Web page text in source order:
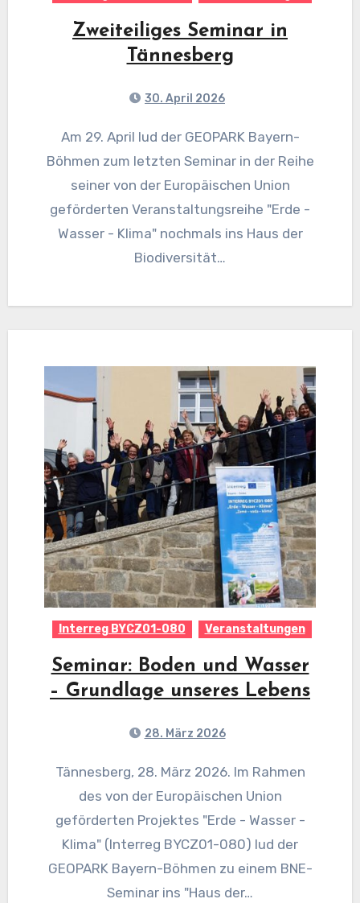
Zweiteiliges Seminar in
Tännesberg
30. April 2026
Am 29. April lud der GEOPARK Bayern-
Böhmen zum letzten Seminar in der Reihe
seiner von der Europäischen Union
geförderten Veranstaltungsreihe "Erde -
Wasser - Klima" nochmals ins Haus der
Biodiversität…
Interreg BYCZ01-080 Veranstaltungen
Seminar: Boden und Wasser
– Grundlage unseres Lebens
28. März 2026
Tännesberg, 28. März 2026. Im Rahmen
des von der Europäischen Union
geförderten Projektes "Erde - Wasser -
Klima" (Interreg BYCZ01-080) lud der
GEOPARK Bayern-Böhmen zu einem BNE-
Seminar ins "Haus der…